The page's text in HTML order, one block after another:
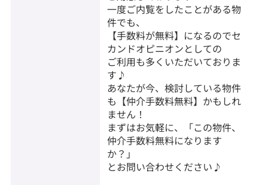
一度ご内覧をしたことがある物
件でも、
【手数料が無料】になるのでセ
カンドオピニオンとしての
ご利用も多くいただいておりま
す♪
あなたが今、検討している物件
も【仲介手数料無料】かもしれ
ません！
まずはお気軽に、「この物件、
仲介手数料無料になります
か？」
とお問い合わせください♪